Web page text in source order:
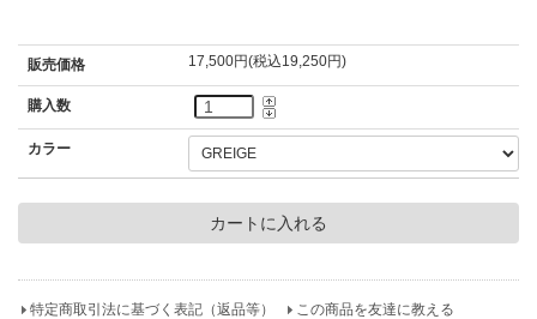
販売価格 17,500円(税込19,250円)
購入数
カラー
特定商取引法に基づく表記（返品等） この商品を友達に教える